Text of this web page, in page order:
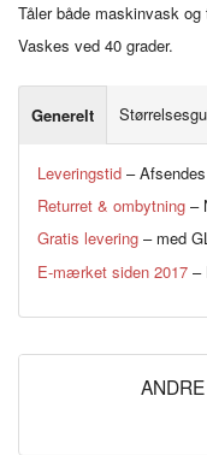
Tåler både maskinvask og
Vaskes ved 40 grader.
Generelt
Leveringstid –
Returret & ombytning –
Gratis levering – med
E-mærket siden 2017 –